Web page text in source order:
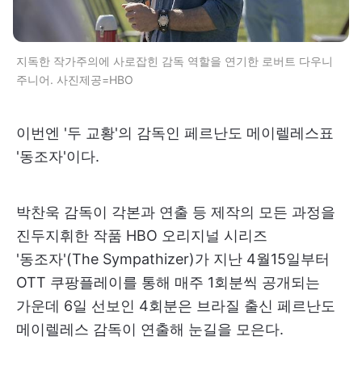
지독한 작가주의에 사로잡힌 감독 역할을 연기한 로버트 다우니
주니어. 사진제공=HBO
이번엔 '두 교황'의 감독인 페르난도 메이렐레스표
'동조자'이다.
박찬욱 감독이 각본과 연출 등 제작의 모든 과정을
진두지휘한 작품 HBO 오리지널 시리즈
'동조자'(The Sympathizer)가 지난 4월15일부터
OTT 쿠팡플레이를 통해 매주 1회분씩 공개되는
가운데 6일 선보인 4회분은 브라질 출신 페르난도
메이렐레스 감독이 연출해 눈길을 모은다.